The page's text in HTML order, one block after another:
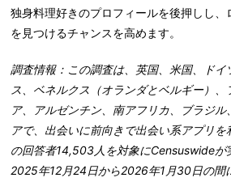
独身料理好きのプロフィールを後押しし、
を見つけるチャンスを高めます。
調査情報：この調査は、英国、米国、ド
ス、ベネルクス（オランダとベルギー）
ア、アルゼンチン、南アフリカ、ブラジ
アで、出会いに前向きで出会い系アプリ
の回答者14,503人を対象にCensuswideが
2025年12月24日から2026年1月30日の間